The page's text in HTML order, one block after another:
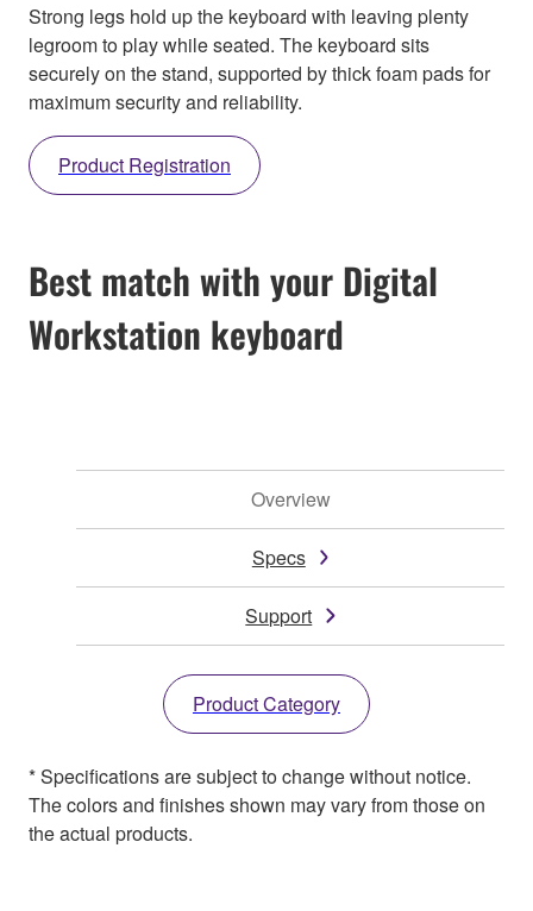
Strong legs hold up the keyboard with leaving plenty
legroom to play while seated. The keyboard sits
securely on the stand, supported by thick foam pads for
maximum security and reliability.
Product Registration
Best match with your Digital
Workstation keyboard
Overview
Specs
Support
Product Category
* Specifications are subject to change without notice.
The colors and finishes shown may vary from those on
the actual products.